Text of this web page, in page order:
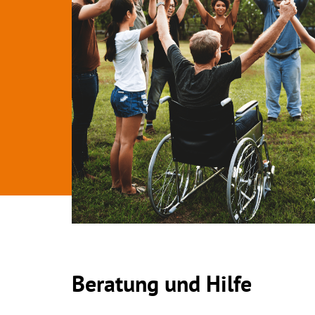
Beratung und Hilfe